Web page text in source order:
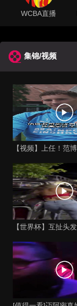
WCBA直播
集锦/视频